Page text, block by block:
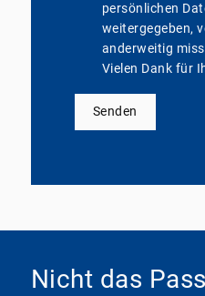
persönlichen
weitergegeben,
anderweitig
Vielen Dank für
Senden
Nicht das